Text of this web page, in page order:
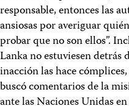
responsable, entonces las
ansiosas por averiguar
probar que no son ellos”.
Lanka no estuviesen detrás
inacción las hace
buscó comentarios de la